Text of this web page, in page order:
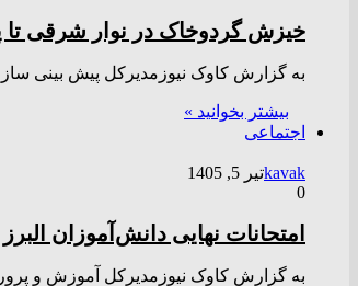
خیزش گردوخاک در نوار شرقی تا
به گزارش کاوک نیوزمدیرکل پیش بینی
بیشتر بخوانید »
اجتماعی
kavakتیر 5, 1405
0
امتحانات نهایی دانش‌آموزان
به گزارش کاوک نیوزمدیرکل آموزش و